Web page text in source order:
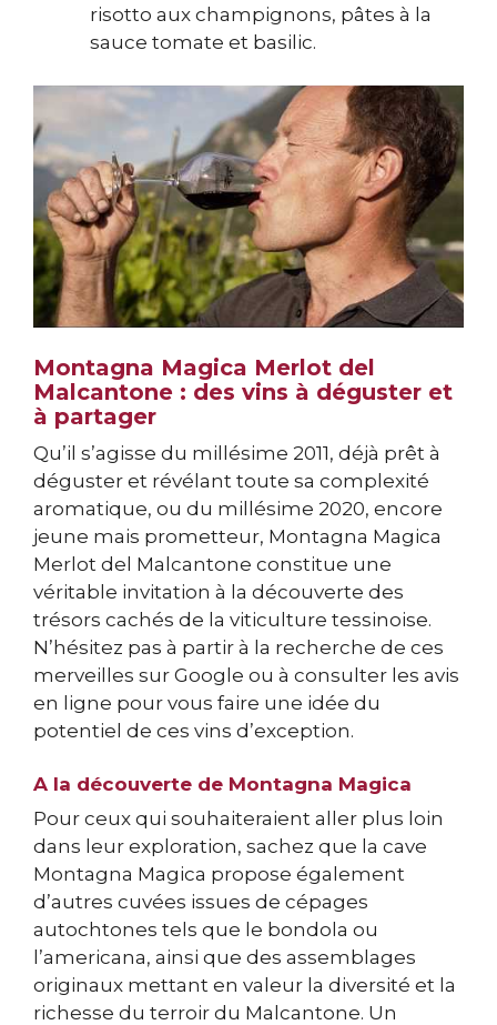
risotto aux champignons, pâtes à la
sauce tomate et basilic.
Montagna Magica Merlot del
Malcantone : des vins à déguster et
à partager
Qu’il s’agisse du millésime 2011, déjà prêt à
déguster et révélant toute sa complexité
aromatique, ou du millésime 2020, encore
jeune mais prometteur, Montagna Magica
Merlot del Malcantone constitue une
véritable invitation à la découverte des
trésors cachés de la viticulture tessinoise.
N’hésitez pas à partir à la recherche de ces
merveilles sur Google ou à consulter les avis
en ligne pour vous faire une idée du
potentiel de ces vins d’exception.
A la découverte de Montagna Magica
Pour ceux qui souhaiteraient aller plus loin
dans leur exploration, sachez que la cave
Montagna Magica propose également
d’autres cuvées issues de cépages
autochtones tels que le bondola ou
l’americana, ainsi que des assemblages
originaux mettant en valeur la diversité et la
richesse du terroir du Malcantone. Un